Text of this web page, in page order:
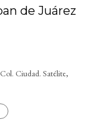
de Juárez
Ciudad. Satélite,